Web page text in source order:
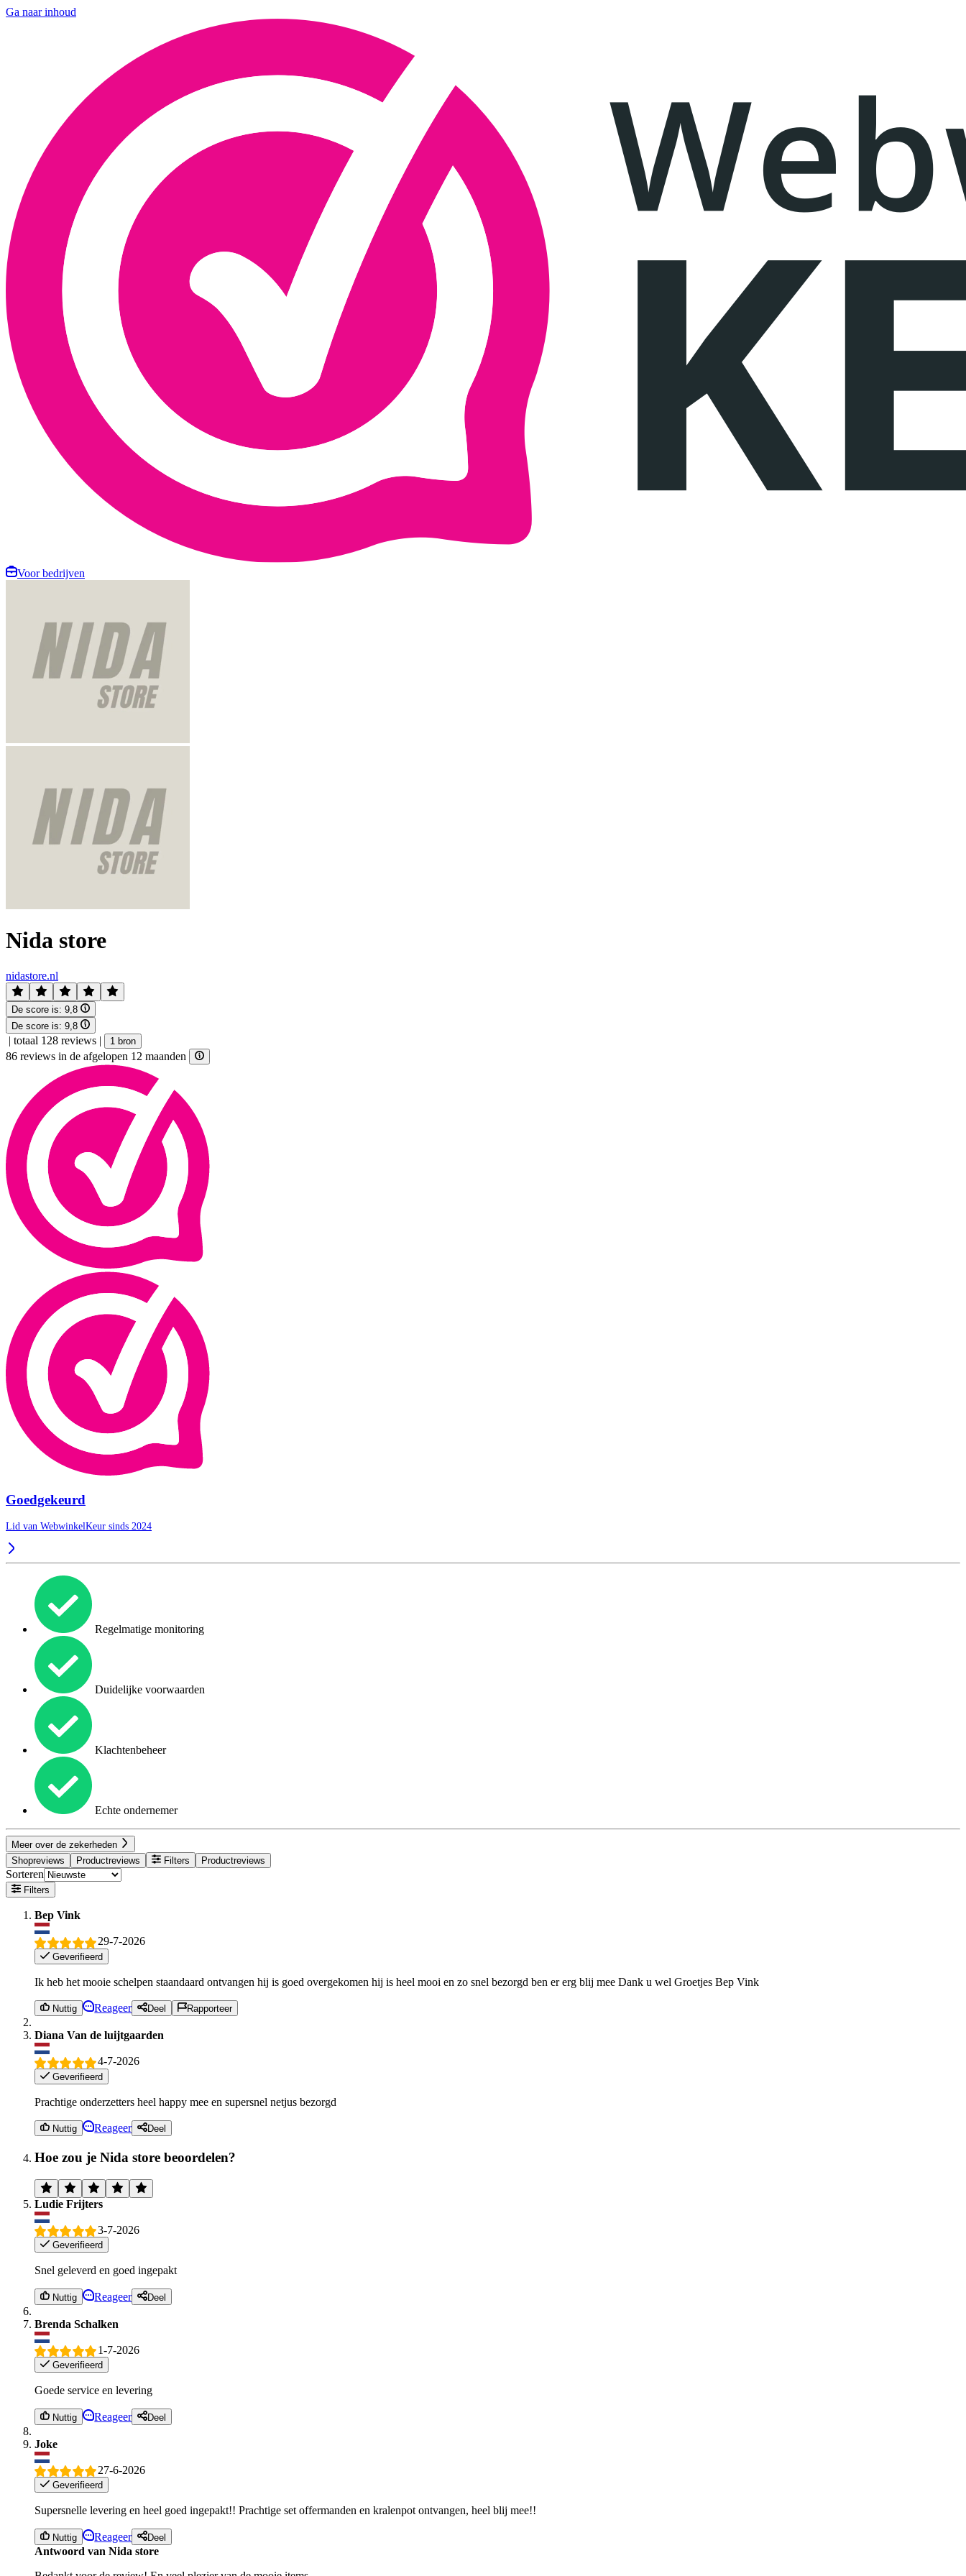
Ga naar inhoud
Voor bedrijven
Nida store
nidastore.nl
De score is: 9,8
De score is: 9,8
| totaal 128 reviews | 1 bron
86 reviews in de afgelopen 12 maanden
Goedgekeurd
Lid van WebwinkelKeur sinds 2024
Regelmatige monitoring
Duidelijke voorwaarden
Klachtenbeheer
Echte ondernemer
Meer over de zekerheden
Shopreviews
Productreviews Filters Productreviews
Sorteren
Filters
Bep Vink
29-7-2026
Geverifieerd
Ik heb het mooie schelpen staandaard ontvangen hij is goed overgekomen hij is heel mooi en zo snel bezorgd ben er erg blij mee Dank u wel Groetjes Bep Vink
Nuttig Reageer Deel Rapporteer
Diana Van de luijtgaarden
4-7-2026
Geverifieerd
Prachtige onderzetters heel happy mee en supersnel netjus bezorgd
Nuttig Reageer Deel
Hoe zou je Nida store beoordelen?
Ludie Frijters
3-7-2026
Geverifieerd
Snel geleverd en goed ingepakt
Nuttig Reageer Deel
Brenda Schalken
1-7-2026
Geverifieerd
Goede service en levering
Nuttig Reageer Deel
Joke
27-6-2026
Geverifieerd
Supersnelle levering en heel goed ingepakt!! Prachtige set offermanden en kralenpot ontvangen, heel blij mee!!
Nuttig Reageer Deel
Antwoord van Nida store